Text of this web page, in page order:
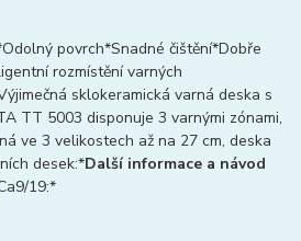
povrch*Snadné čištění*Dobře
rozmístění varných
sklokeramická varná deska s
TT 5003 disponuje 3 varnými zónami,
ve 3 velikostech až na 27 cm, deska
desek:*Další informace a návod
19:*